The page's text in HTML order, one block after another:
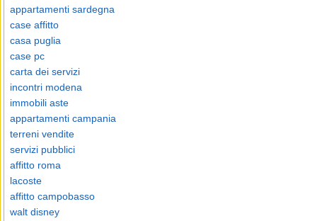
appartamenti sardegna
case affitto
casa puglia
case pc
carta dei servizi
incontri modena
immobili aste
appartamenti campania
terreni vendite
servizi pubblici
affitto roma
lacoste
affitto campobasso
walt disney